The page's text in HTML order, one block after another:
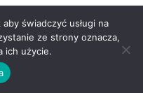
świadczyć usługi na
ze strony oznacza,
ich użycie.